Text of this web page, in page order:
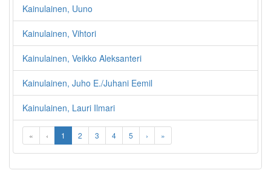
Kainulainen, Uuno
Kainulainen, Vihtori
Kainulainen, Veikko Aleksanteri
Kainulainen, Juho E./Juhani Eemil
Kainulainen, Lauri Ilmari
« ‹ 1 2 3 4 5 › »